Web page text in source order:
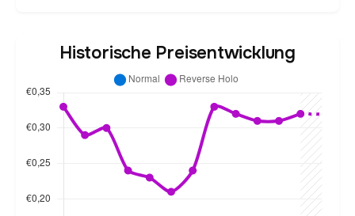
Historische Preisentwicklung